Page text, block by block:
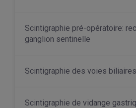
Scintigraphie pré-opératoire:
ganglion sentinelle
Scintigraphie des voies biliaires
Scintigraphie de vidange